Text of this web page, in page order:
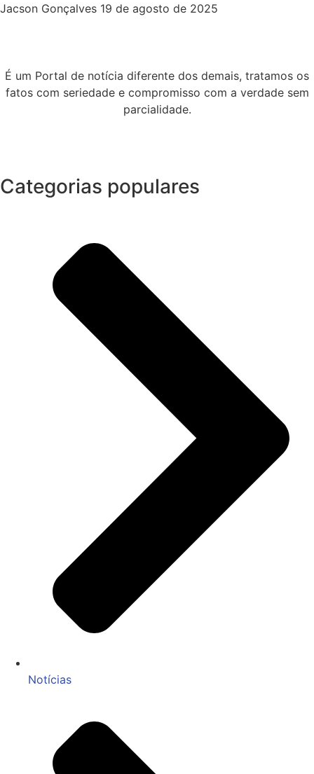
Jacson Gonçalves 19 de agosto de 2025
É um Portal de notícia diferente dos demais, tratamos os
fatos com seriedade e compromisso com a verdade sem
parcialidade.
Categorias populares
Notícias